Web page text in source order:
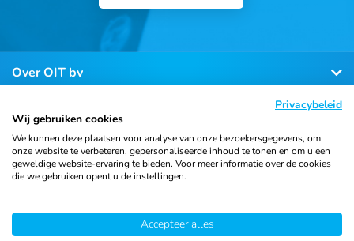
Over OIT bv
Klantenservice
Contact
Algemene voorwaarden
Privacybeleid
Wij gebruiken cookies
We kunnen deze plaatsen voor analyse van onze bezoekersgegevens, om
onze website te verbeteren, gepersonaliseerde inhoud te tonen en om u een
geweldige website-ervaring te bieden. Voor meer informatie over de cookies
die we gebruiken opent u de instellingen.
Accepteer alles